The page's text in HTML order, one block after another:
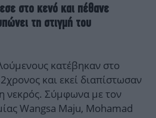
στο κενό και πέθανε
τη στιγμή του
κατέβηκαν στο
και εκεί διαπίστωσαν
νεκρός. Σύμφωνα με τον
Wangsa Maju, Mohamad